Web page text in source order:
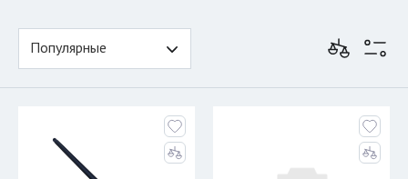
Популярные